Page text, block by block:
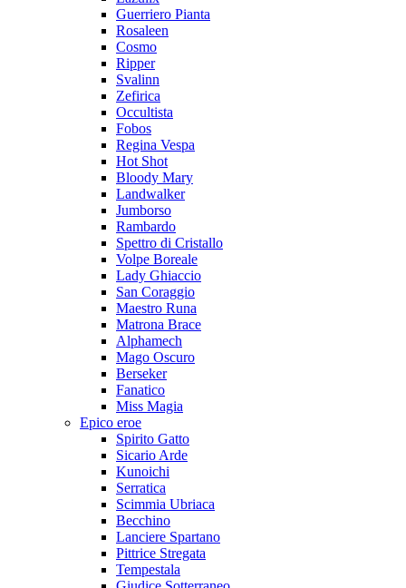
Guerriero Pianta
Rosaleen
Cosmo
Ripper
Svalinn
Zefirica
Occultista
Fobos
Regina Vespa
Hot Shot
Bloody Mary
Landwalker
Jumborso
Rambardo
Spettro di Cristallo
Volpe Boreale
Lady Ghiaccio
San Coraggio
Maestro Runa
Matrona Brace
Alphamech
Mago Oscuro
Berseker
Fanatico
Miss Magia
Epico eroe
Spirito Gatto
Sicario Arde
Kunoichi
Serratica
Scimmia Ubriaca
Becchino
Lanciere Spartano
Pittrice Stregata
Tempestala